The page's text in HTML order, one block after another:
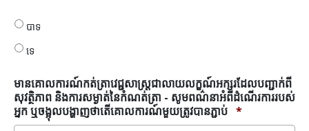
សាស្រ្ត
ជា
លាយលក្ខណ៍
ដែល
ដោះ
ស្រាយ
សុវត្ថិភាព
បាទ
ទេ
មានគោលការណ៍កត់ត្រាវេជ្ជសាស្រ្តជាលាយលក្ខណ៍អក្សរដែលបញ្ជាក់ពី
សុវត្ថិភាព និងការសម្ងាត់នៃកំណត់ត្រា - សូមពណ៌នាអំពីដំណើរការរបស់
អ្នក ឬចង្អុលបង្ហាញថាតើគោលការណ៍មួយត្រូវបានភ្ជាប់ *